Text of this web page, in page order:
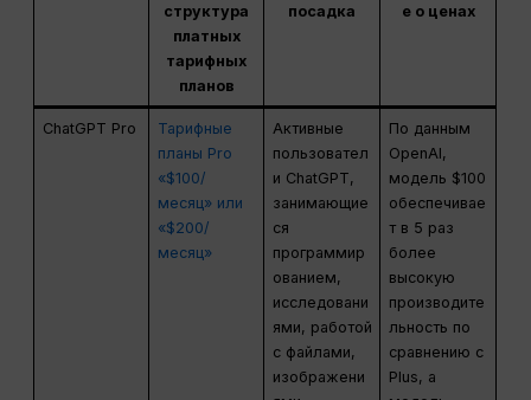
структура
платных
тарифных
планов
посадка
е о ценах
ChatGPT Pro
Тарифные
планы Pro
«$100/
месяц» или
«$200/
месяц»
Активные
пользовател
и ChatGPT,
занимающие
ся
программир
ованием,
исследовани
ями, работой
с файлами,
изображени
По данным
OpenAI,
модель $100
обеспечивае
т в 5 раз
более
высокую
производите
льность по
сравнению с
Plus, а